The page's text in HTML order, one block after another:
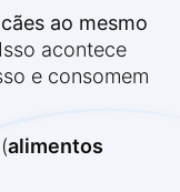
ao mesmo
acontece
e consomem
alimentos